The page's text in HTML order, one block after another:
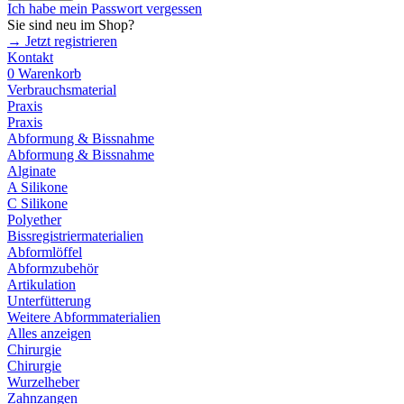
Ich habe mein Passwort vergessen
Sie sind neu im Shop?
→ Jetzt registrieren
Kontakt
0 Warenkorb
Verbrauchsmaterial
Praxis
Praxis
Abformung & Bissnahme
Abformung & Bissnahme
Alginate
A Silikone
C Silikone
Polyether
Bissregistriermaterialien
Abformlöffel
Abformzubehör
Artikulation
Unterfütterung
Weitere Abformmaterialien
Alles anzeigen
Chirurgie
Chirurgie
Wurzelheber
Zahnzangen